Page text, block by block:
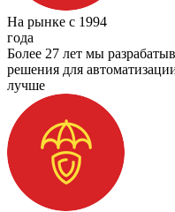
На рынке с 1994
года
Более 27 лет мы
решения для
лучше